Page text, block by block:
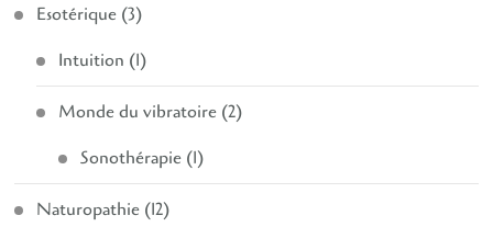
Esotérique (3)
Intuition (1)
Monde du vibratoire (2)
Sonothérapie (1)
Naturopathie (12)